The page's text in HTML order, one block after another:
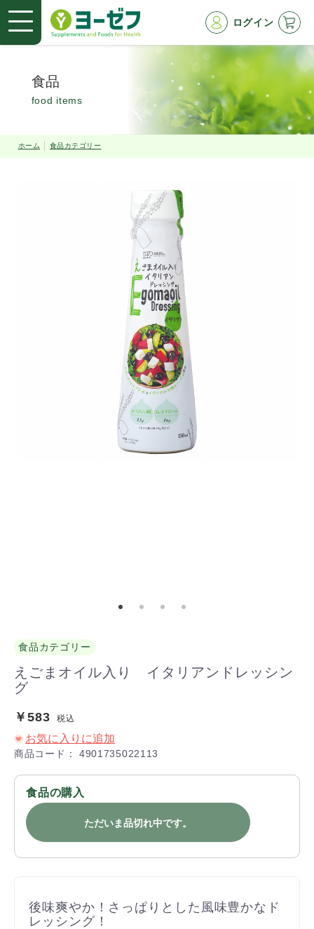
ログイン
食品
food items
ホーム 食品カテゴリー
食品カテゴリー
えごまオイル入り イタリアンドレッシン
グ
￥583 税込
お気に入りに追加
商品コード： 4901735022113
食品の購入
ただいま品切れ中です。
後味爽やか！さっぱりとした風味豊かなド
レッシング！